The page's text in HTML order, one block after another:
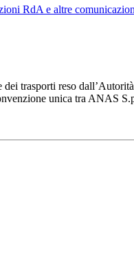
RdA e altre
trasporti reso
unica tra ANAS